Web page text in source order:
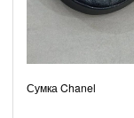
Сумка Chanel